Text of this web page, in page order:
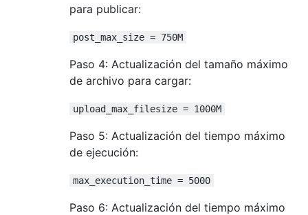
para publicar:
post_max_size = 750M
Paso 4: Actualización del tamaño máximo
de archivo para cargar:
upload_max_filesize = 1000M
Paso 5: Actualización del tiempo máximo
de ejecución:
max_execution_time = 5000
Paso 6: Actualización del tiempo máximo